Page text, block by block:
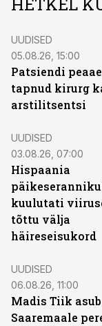
UUDISED
05.08.26, 15:00
Patsiendi
tapnud kirurg
arstilitsentsi
UUDISED
03.08.26, 07:00
Hispaania
kuulutati
tõttu välja
häireseisukord
UUDISED
06.08.26, 11:00
Madis Tiik asub
Saaremaale